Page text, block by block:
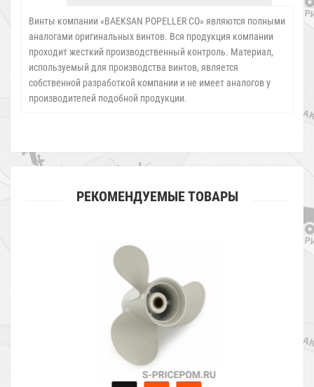
Винты компании «BAEKSAN POPELLER CO» являются полными
аналогами оригинальных винтов. Вся продукция компании
проходит жесткий производственный контроль. Материал,
используемый для производства винтов, является
собственной разработкой компании и не имеет аналогов у
производителей подобной продукции.
РЕКОМЕНДУЕМЫЕ ТОВАРЫ